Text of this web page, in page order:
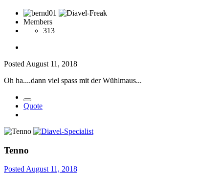
Members
313
Posted August 11, 2018
Oh ha....dann viel spass mit der Wühlmaus...
Quote
Tenno
PostedAugust 11, 2018